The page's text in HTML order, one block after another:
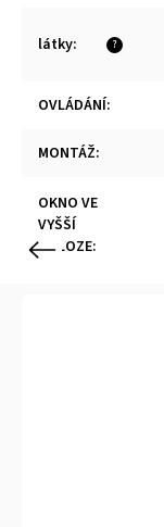
?
látky:
OVLÁDÁNÍ:
MONTÁŽ:
OKNO VE
VYŠŠÍ
POLOZE:
Previous